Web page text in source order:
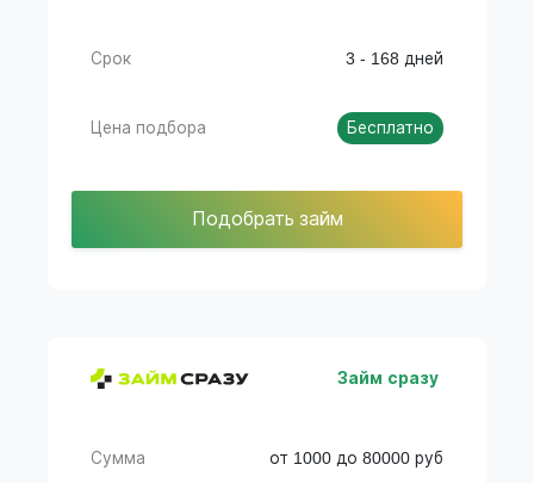
Срок 3 - 168 дней
Цена подбора Бесплатно
Подобрать займ
Займ сразу
Сумма от 1000 до 80000 руб